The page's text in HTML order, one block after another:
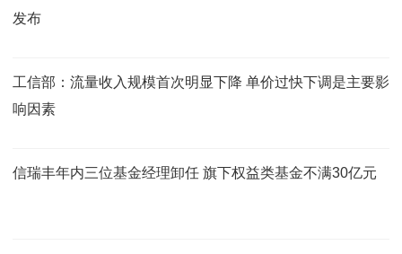
发布
工信部：流量收入规模首次明显下降 单价过快下调是主要影
响因素
信瑞丰年内三位基金经理卸任 旗下权益类基金不满30亿元